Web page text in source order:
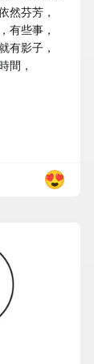
然芬芳，
有些事，
有影子，
間，